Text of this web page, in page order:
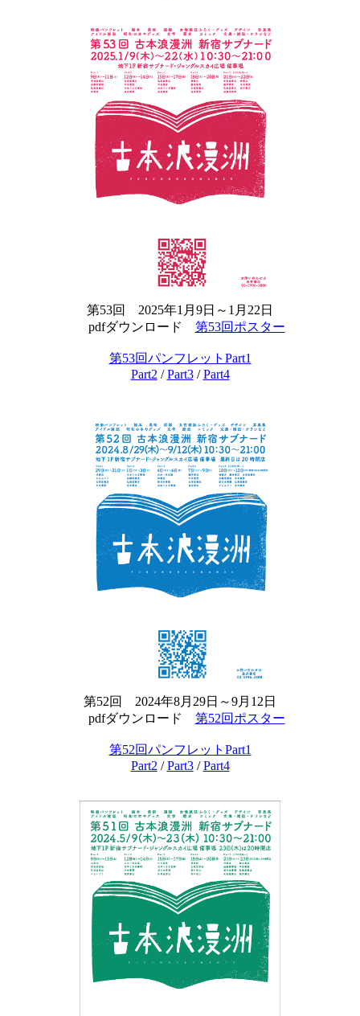
第53回 2025年1月9日～1月22日
pdfダウンロード 第53回ポスター
第53回パンフレットPart1
Part2/Part3/Part4
第52回 2024年8月29日～9月12日
pdfダウンロード 第52回ポスター
第52回パンフレットPart1
Part2 /Part3/Part4